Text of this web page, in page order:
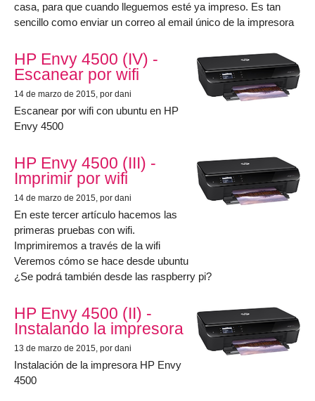
casa, para que cuando lleguemos esté ya impreso. Es tan
sencillo como enviar un correo al email único de la impresora
HP Envy 4500 (IV) -
Escanear por wifi
14 de marzo de 2015, por dani
Escanear por wifi con ubuntu en HP
Envy 4500
HP Envy 4500 (III) -
Imprimir por wifi
14 de marzo de 2015, por dani
En este tercer artículo hacemos las
primeras pruebas con wifi.
Imprimiremos a través de la wifi
Veremos cómo se hace desde ubuntu
¿Se podrá también desde las raspberry pi?
HP Envy 4500 (II) -
Instalando la impresora
13 de marzo de 2015, por dani
Instalación de la impresora HP Envy
4500